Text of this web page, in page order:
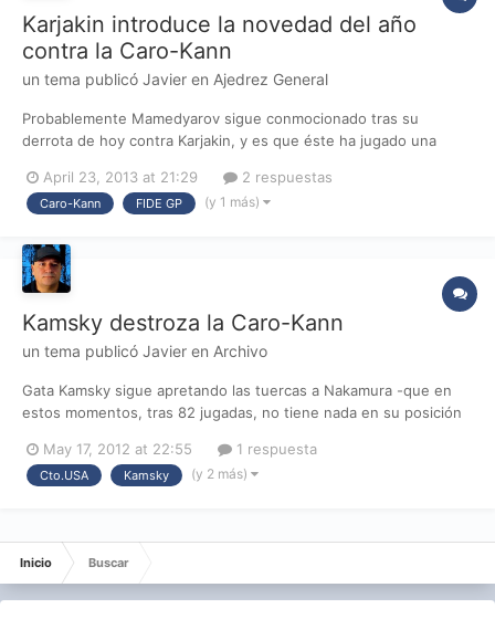
Karjakin introduce la novedad del año
contra la Caro-Kann
un tema publicó Javier en Ajedrez General
Probablemente Mamedyarov sigue conmocionado tras su
derrota de hoy contra Karjakin, y es que éste ha jugado una
parece que no hay nada, "compensación posicional" quizás. La
partida es digna de un profundo estudio puesto que toda la
April 23, 2013 at 21:29 2 respuestas
Caro-Kann FIDE GP (y 1 más)
Kamsky destroza la Caro-Kann
un tema publicó Javier en Archivo
Gata Kamsky sigue apretando las tuercas a Nakamura -que en
estos momentos, tras 82 jugadas, no tiene nada en su posición
Kamsky aprovechó la preparación que hizo para su participación
en el torneo de candidatos de Kazán en 2011. Si Nak...
May 17, 2012 at 22:55 1 respuesta
Cto.USA Kamsky (y 2 más)
Inicio Buscar